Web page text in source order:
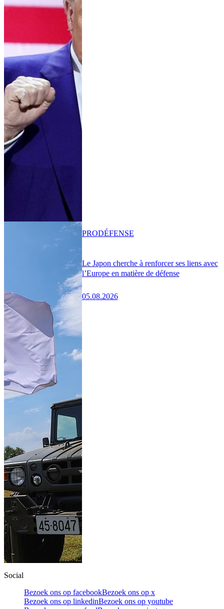
Le Japon cherche à renforcer ses liens avec
l’Europe en matière de défense
05.08.2026
PRODÉFENSE
Social
Bezoek ons op facebookBezoek ons op x
Bezoek ons op linkedinBezoek ons op youtube